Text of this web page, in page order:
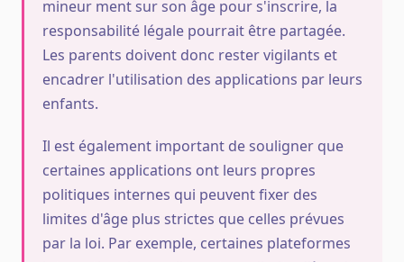
mineur ment sur son âge pour s'inscrire, la
responsabilité légale pourrait être partagée.
Les parents doivent donc rester vigilants et
encadrer l'utilisation des applications par leurs
enfants.
Il est également important de souligner que
certaines applications ont leurs propres
politiques internes qui peuvent fixer des
limites d'âge plus strictes que celles prévues
par la loi. Par exemple, certaines plateformes